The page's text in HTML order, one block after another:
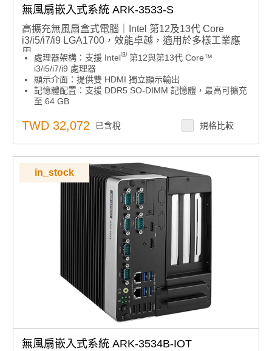
無風扇嵌入式系統 ARK-3533-S
高擴充無風扇盒式電腦｜Intel 第12及13代 Core
i3/i5/i7/i9 LGA1700，效能卓越，適用於多樣工業應
用
處理器架構：支援 Intel® 第12與第13代 Core™
i3/i5/i7/i9 處理器
顯示介面：提供雙 HDMI 獨立顯示輸出
記憶體配置：支援 DDR5 SO-DIMM 記憶體，最高可擴充
至 64 GB
業應用場景
儲存裝置：提供 2 組 2.5 吋硬碟插槽
I/O 擴充性：支援最多 4 組 GbE、8 組 USB、8 組
COM、16-bit DIO、2 組 CANBus，以及 TPM 2.0 安全
模組
作業系統支援：相容 Windows 10 IoT/ Windows 11 IoT
軟體與安全：整合 SUSI API、WISE-DeviceOn 平台管
理、McAfee 防毒及 Acronis 備份軟體
TWD 32,072 已含稅 規格比較
in_stock
無風扇嵌入式系統 ARK-3534B-IOT